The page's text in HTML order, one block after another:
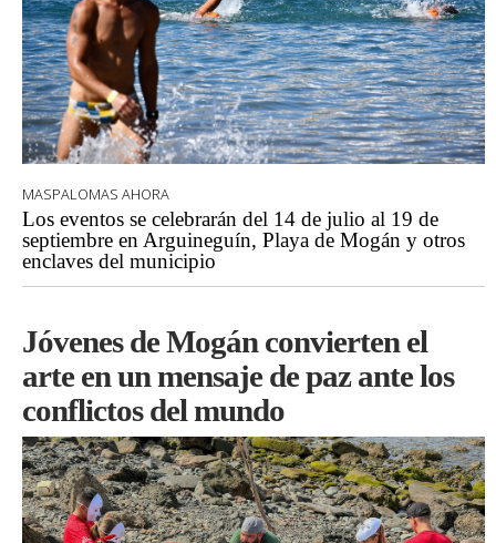
MASPALOMAS AHORA
Los eventos se celebrarán del 14 de julio al 19 de
septiembre en Arguineguín, Playa de Mogán y otros
enclaves del municipio
Jóvenes de Mogán convierten el
arte en un mensaje de paz ante los
conflictos del mundo